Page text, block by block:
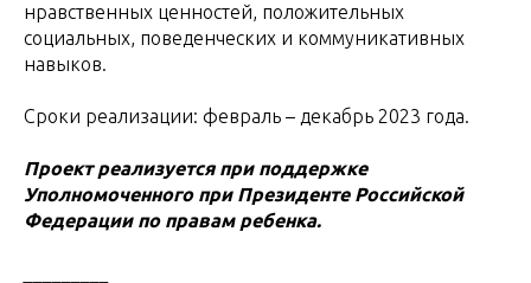
нравственных ценностей, положительных
социальных, поведенческих и коммуникативных
навыков.
Сроки реализации: февраль – декабрь 2023 года.
Проект реализуется при поддержке
Уполномоченного при Президенте Российской
Федерации по правам ребенка.